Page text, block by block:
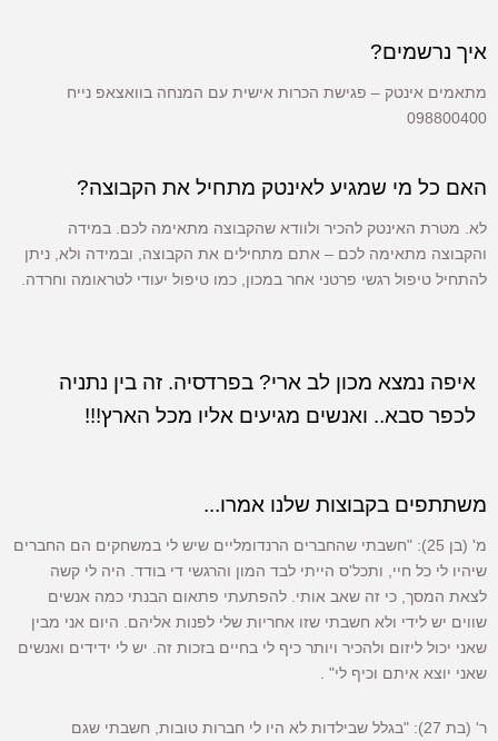
איך נרשמים?
מתאמים אינטק – פגישת הכרות אישית עם המנחה בוואצאפ נייח
098800400
האם כל מי שמגיע לאינטק מתחיל את הקבוצה?
לא. מטרת האינטק להכיר ולוודא שהקבוצה מתאימה לכם. במידה
והקבוצה מתאימה לכם – אתם מתחילים את הקבוצה, ובמידה ולא, ניתן
להתחיל טיפול רגשי פרטני אחר במכון, כמו טיפול יעודי לטראומה וחרדה.
איפה נמצא מכון לב ארי? בפרדסיה. זה בין נתניה
לכפר סבא.. ואנשים מגיעים אליו מכל הארץ!!!
משתתפים בקבוצות שלנו אמרו...
מ' (בן 25): "חשבתי שהחברים הרנדומליים שיש לי במשחקים הם החברים
שיהיו לי כל חיי, ותכל'ס הייתי לבד המון והרגשי די בודד. היה לי קשה
לצאת המסך, כי זה שאב אותי. להפתעתי פתאום הבנתי כמה אנשים
שווים יש לידי ולא חשבתי שזו אחריות שלי לפנות אליהם. היום אני מבין
שאני יכול ליזום ולהכיר ויותר כיף לי בחיים בזכות זה. יש לי ידידים ואנשים
שאני יוצא איתם וכיף לי" .
ר' (בת 27): "בגלל שבילדות לא היו לי חברות טובות, חשבתי שגם